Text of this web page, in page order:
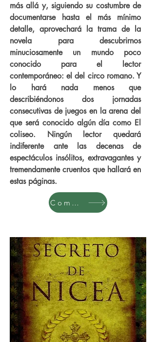
más allá y, siguiendo su costumbre de
documentarse hasta el más mínimo
detalle, aprovechará la trama de la
novela para descubrirnos
minuciosamente un mundo poco
conocido para el lector
contemporáneo: el del circo romano. Y
lo hará nada menos que
describiéndonos dos jornadas
consecutivas de juegos en la arena del
que será conocido algún día como El
coliseo. Ningún lector quedará
indiferente ante las decenas de
espectáculos insólitos, extravagantes y
tremendamente cruentos que hallará en
estas páginas.
Comprar